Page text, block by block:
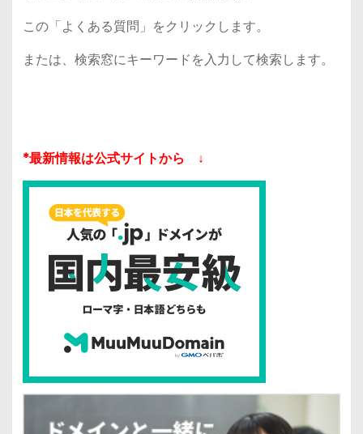
この「よくある質問」をクリックします。
または、検索窓にキーワードを入力して検索します。
*最新情報は公式サイトから ↓